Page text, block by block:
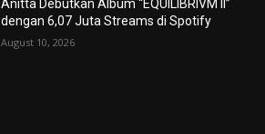
Anitta Debutkan Album “EQUILIBRIVM II”
dengan 6,07 Juta Streams di Spotify
August 10, 2026